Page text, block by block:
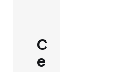
C
e